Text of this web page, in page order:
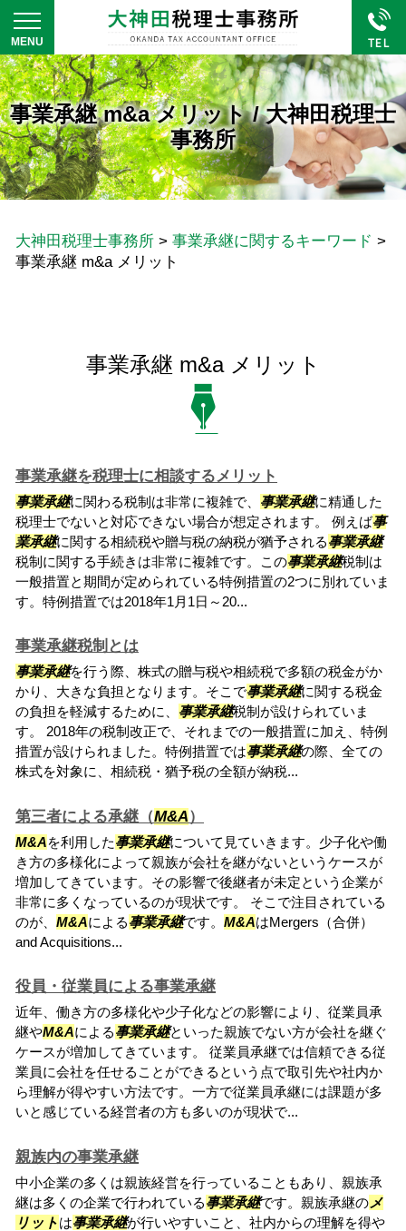
事業承継 m&a メリット / 大神田税理士
事務所
大神田税理士事務所 > 事業承継に関するキーワード >
事業承継 m&a メリット
事業承継 m&a メリット
事業承継を税理士に相談するメリット
事業承継に関わる税制は非常に複雑で、 事業承継に精通した
税理士でないと対応できない場合が想定されます。 例えば事
業承継に関する相続税や贈与税の納税が猶予される事業承継
税制に関する手続きは非常に複雑です。この事業承継税制は
一般措置と期間が定められている特例措置の2つに別れていま
す。特例措置では2018年1月1日～20...
事業承継税制とは
事業承継を行う際、株式の贈与税や相続税で多額の税金がか
かり、大きな負担となります。そこで事業承継に関する税金
の負担を軽減するために、 事業承継税制が設けられていま
す。 2018年の税制改正で、それまでの一般措置に加え、特例
措置が設けられました。特例措置では事業承継の際、全ての
株式を対象に、相続税・猶予税の全額が納税...
第三者による承継（M&A）
M&Aを利用した事業承継について見ていきます。少子化や働
き方の多様化によって親族が会社を継がないというケースが
増加してきています。その影響で後継者が未定という企業が
非常に多くなっているのが現状です。 そこで注目されている
のが、 M&Aによる事業承継です。 M&AはMergers（合併）
and Acquisitions...
役員・従業員による事業承継
近年、働き方の多様化や少子化などの影響により、従業員承
継やM&Aによる事業承継といった親族でない方が会社を継ぐ
ケースが増加してきています。 従業員承継では信頼できる従
業員に会社を任せることができるという点で取引先や社内か
ら理解が得やすい方法です。一方で従業員承継には課題が多
いと感じている経営者の方も多いのが現状で...
親族内の事業承継
中小企業の多くは親族経営を行っていることもあり、親族承
継は多くの企業で行われている事業承継です。親族承継のメ
リットは事業承継が行いやすいこと、社内からの理解を得や